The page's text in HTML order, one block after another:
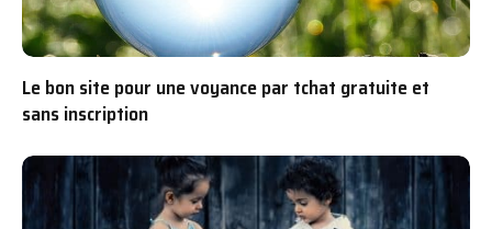
Le bon site pour une voyance par tchat gratuite et
sans inscription